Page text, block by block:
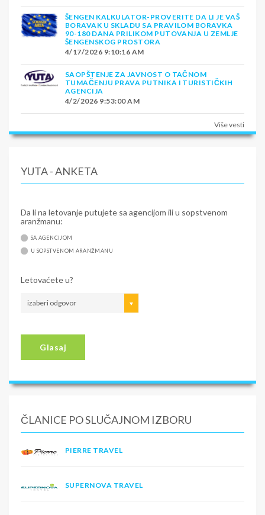
ŠENGEN KALKULATOR-PROVERITE DA LI JE VAŠ
BORAVAK U SKLADU SA PRAVILOM BORAVKA
90-180 DANA PRILIKOM PUTOVANJA U ZEMLJE
ŠENGENSKOG PROSTORA
4/17/2026 9:10:16 AM
SAOPŠTENJE ZA JAVNOST O TAČNOM
TUMAČENJU PRAVA PUTNIKA I TURISTIČKIH
AGENCIJA
4/2/2026 9:53:00 AM
Više vesti
YUTA - ANKETA
Da li na letovanje putujete sa agencijom ili u sopstvenom
aranžmanu:
SA AGENCIJOM
U SOPSTVENOM ARANŽMANU
Letovaćete u?
izaberi odgovor
Glasaj
ČLANICE PO SLUČAJNOM IZBORU
PIERRE TRAVEL
SUPERNOVA TRAVEL